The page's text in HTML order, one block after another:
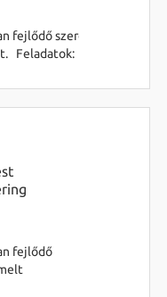
fejlődő szereplője a hazai
Feladatok:
fejlődő
minőséget